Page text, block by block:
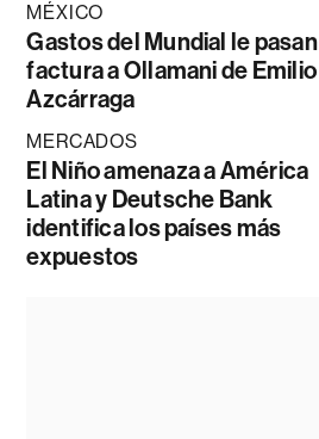
MÉXICO
Gastos del Mundial le pasan
factura a Ollamani de Emilio
Azcárraga
MERCADOS
El Niño amenaza a América
Latina y Deutsche Bank
identifica los países más
expuestos